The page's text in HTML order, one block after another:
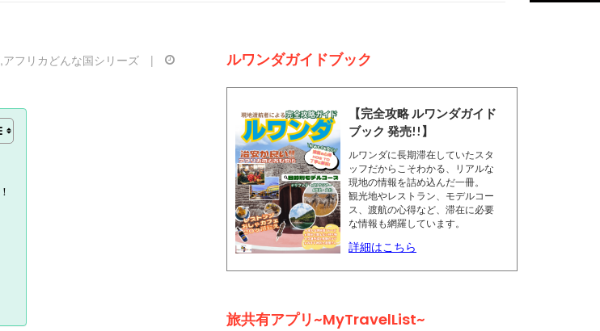
,アフリカどんな国シリーズ
|
ルワンダガイドブック
【完全攻略 ルワンダガイド
ブック 発売!!】
ルワンダに長期滞在していたスタ
ッフだからこそわかる、リアルな
現地の情報を詰め込んだ一冊。
観光地やレストラン、モデルコー
ス、渡航の心得など、滞在に必要
な情報も網羅しています。
詳細はこちら
旅共有アプリ~MyTravelList~